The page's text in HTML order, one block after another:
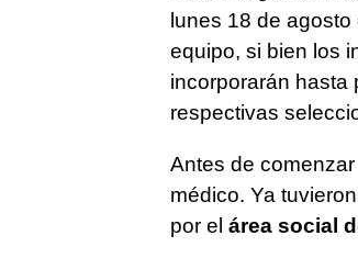
lunes 18 de
equipo, si bien los
incorporarán hasta
respectivas
Antes de
médico. Ya
por el área social